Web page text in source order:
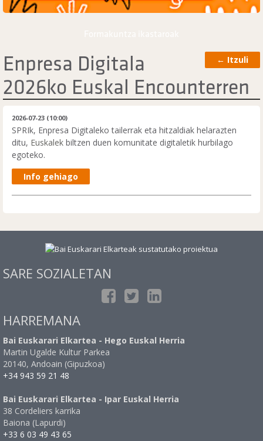
← Itzuli
Enpresa Digitala
2026ko Euskal Encounterren
2026-07-23 (10:00)
SPRIk, Enpresa Digitaleko tailerrak eta hitzaldiak helarazten
ditu, Euskalek biltzen duen komunitate digitaletik hurbilago
egoteko.
Info gehiago
SARE SOZIALETAN
HARREMANA
Bai Euskarari Elkartea - Hego Euskal Herria
Martin Ugalde Kultur Parkea
20140, Andoain (Gipuzkoa)
+34 943 59 21 48
Bai Euskarari Elkartea - Ipar Euskal Herria
38 Cordeliers karrika
Baiona (Lapurdi)
+33 6 03 49 43 65